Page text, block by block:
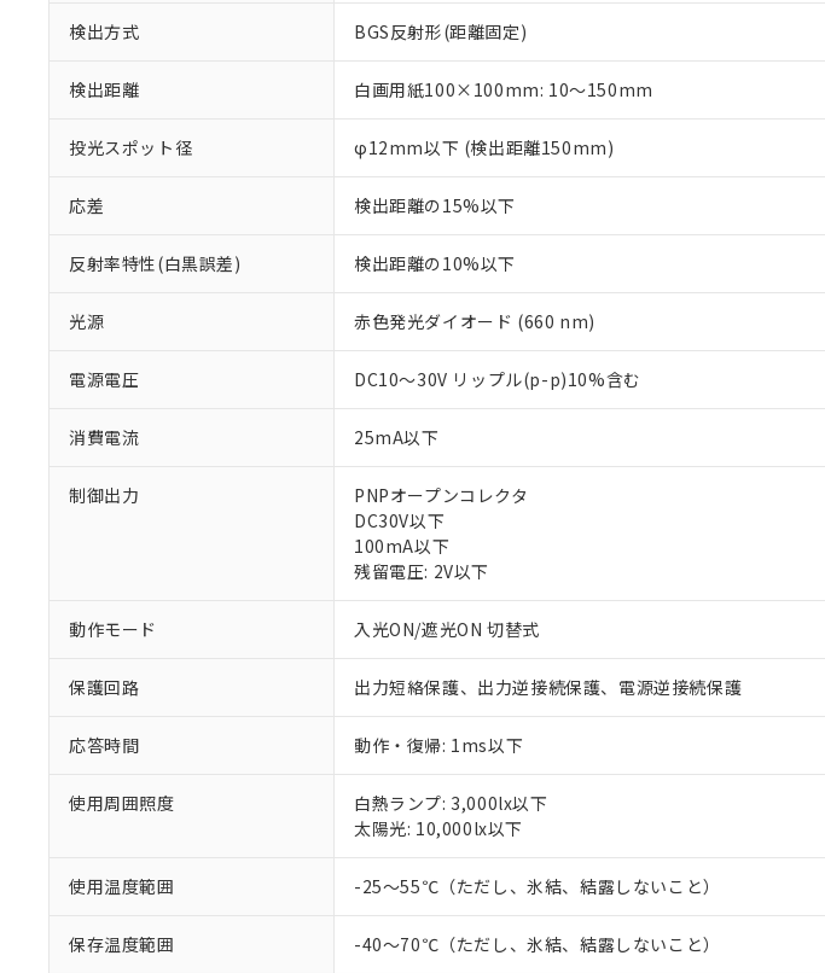
検出方式 BGS反射形(距離固定)
検出距離 白画用紙100×100mm: 10～150mm
投光スポット径 φ12mm以下 (検出距離150mm)
応差 検出距離の15%以下
反射率特性(白黒誤差) 検出距離の10%以下
光源 赤色発光ダイオード (660 nm)
電源電圧 DC10～30V リップル(p-p)10%含む
消費電流 25mA以下
制御出力
PNPオープンコレクタ
DC30V以下
100mA以下
残留電圧: 2V以下
動作モード 入光ON/遮光ON 切替式
保護回路 出力短絡保護、出力逆接続保護、電源逆接続保護
応答時間 動作・復帰: 1ms以下
使用周囲照度
白熱ランプ: 3,000lx以下
太陽光: 10,000lx以下
使用温度範囲 -25～55℃（ただし、氷結、結露しないこと）
保存温度範囲 -40～70℃（ただし、氷結、結露しないこと）
ご利用条件
本サービスは、当社制御機器事業取扱商品の当
くものです。
当社制御機器事業取扱商品の中には、本サービ
在庫状況および標準価格照会結果は、記載して
のであり、閲覧された時点での実際の在庫およ
い。
※1 対応状況
対応済み：EU RoHS指令（10物質）の非含有に対
対応予定：EU RoHS指令（10物質）の非含有に対応
対応予定なし：EU RoHS指令（10物質）の非含有に
調査・確認中：EU RoHS指令（10物質）の非含有の
仕入先様の事情により、非含有部品としていたもの
があります。
*EU RoHS指令（10物質）：
鉛(Pb) 1000ppm以下、 水銀(Hg) 1000ppm以下、 カドミウム(Cd)
六価クロム(Cr(Ⅵ)) 1000ppm以下、ポリ臭化ビフェニル類(PBB)
フタル酸ビス(2-エチルヘキシル) (DEHP)(別名：DOP) 1000ppm以下
ル（DBP） 1000ppm以下、フタル酸ジイソブチル (DIBP) 1000ppm以
但し、RoHS指令で産業用監視および制御機器に対する適用除外項目は
フタル酸エステル類の４物質については閾値を超える意図的な使用が
※1 中国RoHS○×表
「○」：最大均質材料含有率が中国RoHSの基準値以下
「×」：最大均質材料含有率が中国RoHSの基準値を超
「－」：未確認です。当社販売部門へお問い合わせくだ
*中国RoHS10物質の基準値 (GB/T26572)：
Pb(鉛) :1000ppm、 Hg(水銀) : 1000ppm、 Cd(カドミウム) : 100ppm、
Cr(Ⅵ)(六価クロム) : 1000ppm、 PBBs(ポリ臭化ビフェニル類) :
DEHP(フタル酸ビス(2-エチルヘキシル)) : 1000ppm
当社は、これら貴社製品のうち、外国為替およ
う）を輸出または国外への提供する場合は、日
などの必要な手続きをとります。
当社は規制貨物を破棄する場合は、完全に破砕
ます。
当社は貴社製品を、核兵器、ミサイル、化学兵